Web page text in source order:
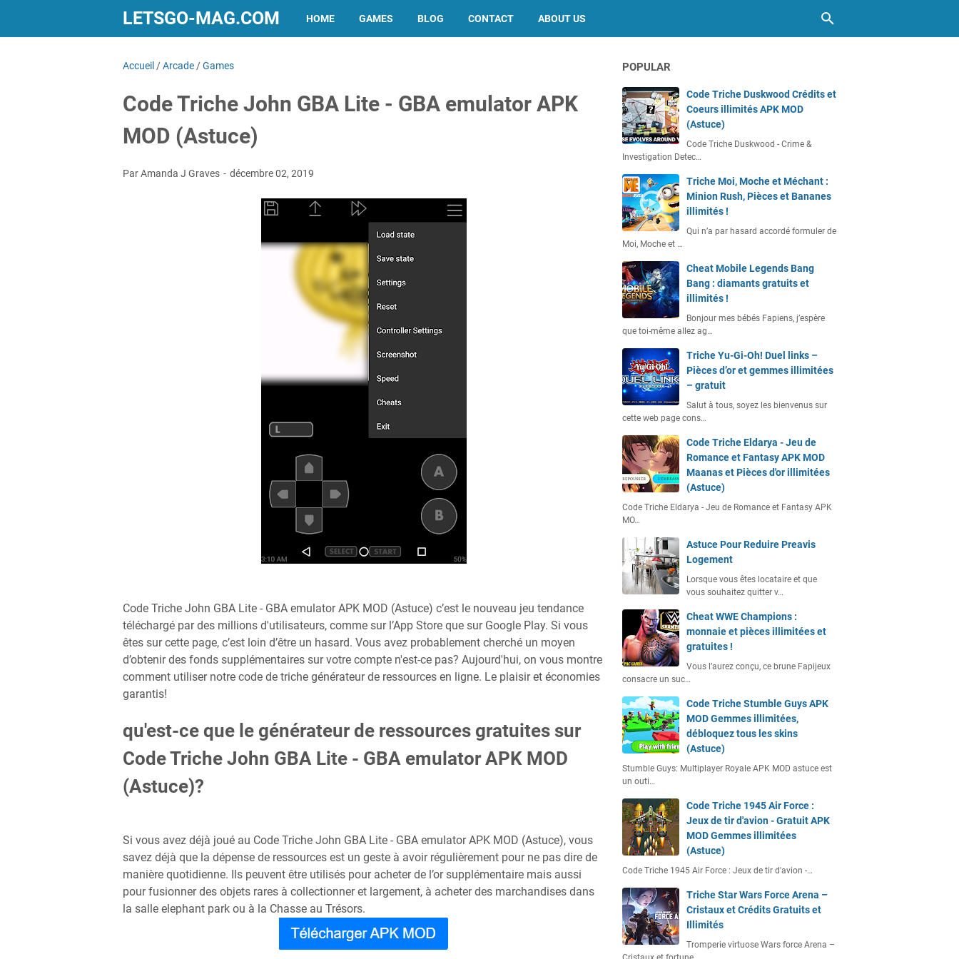
LETSGO-MAG.COM HOME GAMES BLOG CONTACT ABOUT US
Accueil /Arcade /Games
Code Triche John GBA Lite - GBA emulator APK
MOD (Astuce)
Par Amanda J Graves décembre 02, 2019
Code Triche John GBA Lite - GBA emulator APK MOD (Astuce) c’est le nouveau jeu tendance
téléchargé par des millions d'utilisateurs, comme sur l’App Store que sur Google Play. Si vous
êtes sur cette page, c’est loin d’être un hasard. Vous avez probablement cherché un moyen
d’obtenir des fonds supplémentaires sur votre compte n'est-ce pas? Aujourd'hui, on vous montre
comment utiliser notre code de triche générateur de ressources en ligne. Le plaisir et économies
garantis!
qu'est-ce que le générateur de ressources gratuites sur
Code Triche John GBA Lite - GBA emulator APK MOD
(Astuce)?
Si vous avez déjà joué au Code Triche John GBA Lite - GBA emulator APK MOD (Astuce), vous
savez déjà que la dépense de ressources est un geste à avoir régulièrement pour ne pas dire de
manière quotidienne. Ils peuvent être utilisés pour acheter de l’or supplémentaire mais aussi
pour fusionner des objets rares à collectionner et largement, à acheter des marchandises dans
la salle elephant park ou à la Chasse au Trésors.
POPULAR
Code Triche Duskwood Crédits et
Coeurs illimités APK MOD
(Astuce)
Code Triche Duskwood - Crime &
Investigation Detec…
Triche Moi, Moche et Méchant :
Minion Rush, Pièces et Bananes
illimités !
Qui n’a par hasard accordé formuler de
Moi, Moche et …
Cheat Mobile Legends Bang
Bang : diamants gratuits et
illimités !
Bonjour mes bébés Fapiens, j’espère
que toi-même allez ag…
Triche Yu-Gi-Oh! Duel links –
Pièces d’or et gemmes illimitées
– gratuit
Salut à tous, soyez les bienvenus sur
cette web page cons…
Code Triche Eldarya - Jeu de
Romance et Fantasy APK MOD
Maanas et Pièces d'or illimitées
(Astuce)
Code Triche Eldarya - Jeu de Romance et Fantasy APK
MO…
Astuce Pour Reduire Preavis
Logement
Lorsque vous êtes locataire et que
vous souhaitez quitter v…
Cheat WWE Champions :
monnaie et pièces illimitées et
gratuites !
Vous l’aurez conçu, ce brune Fapijeux
consacre un suc…
Code Triche Stumble Guys APK
MOD Gemmes illimitées,
débloquez tous les skins
(Astuce)
Stumble Guys: Multiplayer Royale APK MOD astuce est
un outi…
Code Triche 1945 Air Force :
Jeux de tir d'avion - Gratuit APK
MOD Gemmes illimitées
(Astuce)
Code Triche 1945 Air Force : Jeux de tir d'avion -…
Triche Star Wars Force Arena –
Cristaux et Crédits Gratuits et
Illimités
Tromperie virtuose Wars force Arena –